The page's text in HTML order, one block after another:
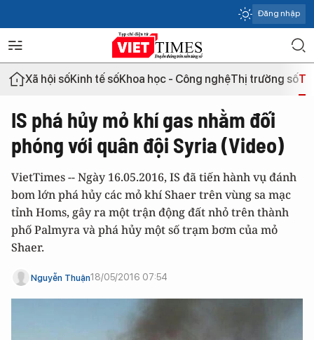
Đăng nhập
Xã hội sốKinh tế sốKhoa học - Công nghệThị trường số
IS phá hủy mỏ khí gas nhằm đối
phóng với quân đội Syria (Video)
VietTimes -- Ngày 16.05.2016, IS đã tiến hành vụ đánh
bom lớn phá hủy các mỏ khí Shaer trên vùng sa mạc
tỉnh Homs, gây ra một trận động đất nhỏ trên thành
phố Palmyra và phá hủy một số trạm bơm của mỏ
Shaer.
Nguyễn Thuận18/05/2016 07:54